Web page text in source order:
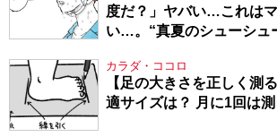
度だ？」ヤバい…これは
い…。“真夏のシューシュ
カラダ・ココロ
【足の大きさを正しく測
適サイズは？ 月に1回は測